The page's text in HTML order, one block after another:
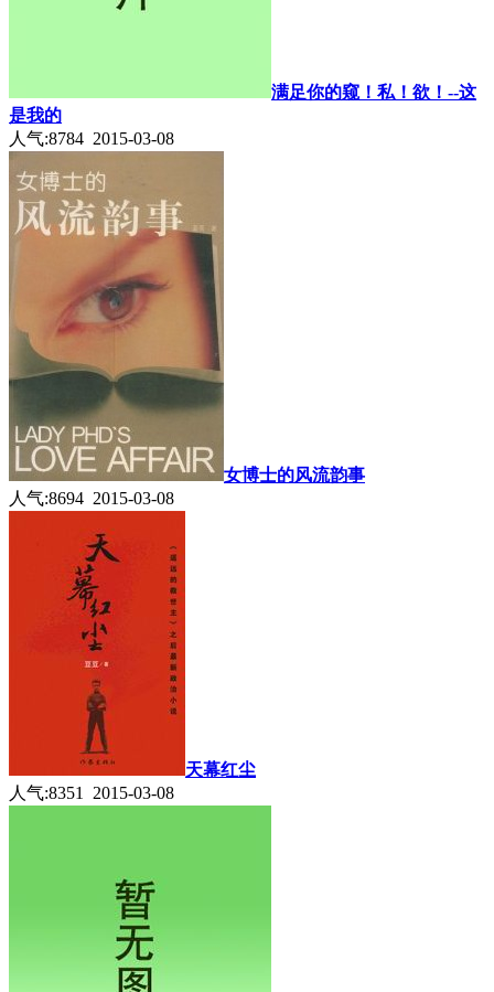
满足你的窥！私！欲！--这
是我的
人气:8784 2015-03-08
女博士的风流韵事
人气:8694 2015-03-08
天幕红尘
人气:8351 2015-03-08